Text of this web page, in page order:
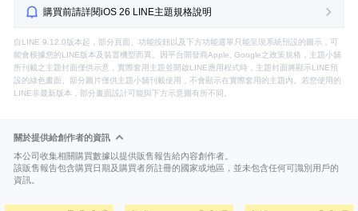
購買前請詳閱iOS 26 LINE主題規格說明
自LINE 9.12.0版本起，部分頁面、功能按鈕以及下方功能選單只能呈現系統預設的圖示，可
能會根據您的LINE版本及裝置機型而異。因平台開發商Apple, Google之政策規格，主題小舖
所刊載之主題封面僅供示意，實際套用主題並開啟LINE應用程式時，主題封面將顯示LINE預
設的綠色畫面。部分圖片僅供主題小舖刊載使用，不會顯示在實際套用的主題內。若您使用的
LINE非最新版本，部分畫面設計可能與下方示意圖有所不同。
關於提供給創作者的資訊
本公司收集相關購買數據以提供販售報告給內容創作者。
該販售報告包含購買日期及購買者所註冊的國家或地區，並未包含任何可識別用戶的
資訊。